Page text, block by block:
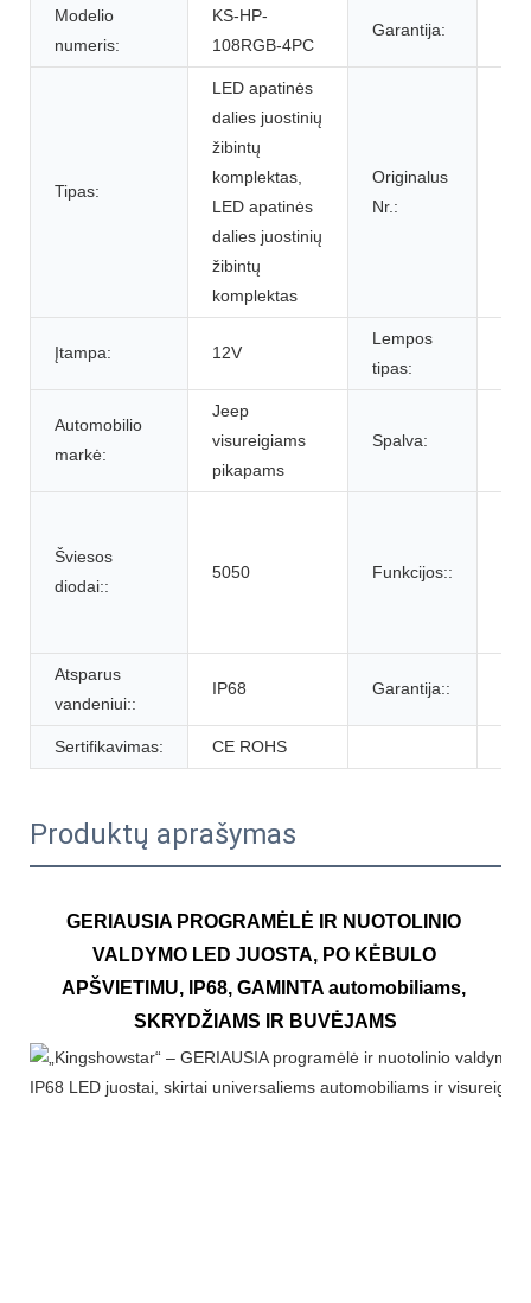
Modelio
numeris:
KS-HP-
108RGB-4PC
Garantija:
Tipas:
LED apatinės
dalies juostinių
žibintų
komplektas,
LED apatinės
dalies juostinių
žibintų
komplektas
Originalus
Nr.:
Įtampa: 12V
Lempos
tipas:
Automobilio
markė:
Jeep
visureigiams
pikapams
Spalva:
Šviesos
diodai::
5050 Funkcijos::
Atsparus
vandeniui::
IP68 Garantija::
Sertifikavimas: CE ROHS
Produktų aprašymas
GERIAUSIA PROGRAMĖLĖ IR NUOTOLINIO
VALDYMO LED JUOSTA, PO KĖBULO
APŠVIETIMU, IP68, GAMINTA automobiliams,